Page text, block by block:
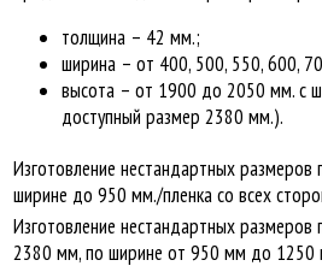
толщина – 42 мм.;
ширина – от 400, 500, 550, 600,
высота – от 1900 до 2050 мм. с
доступный размер 2380 мм.).
Изготовление нестандартных
ширине до 950 мм./пленка со всех
Изготовление нестандартных
2380 мм, по ширине от 950 мм до 1250